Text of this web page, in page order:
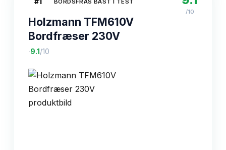
BORDSFRÄS BÄST I TEST
Holzmann TFM610V
Bordfræser 230V
·9.1 /10
/10